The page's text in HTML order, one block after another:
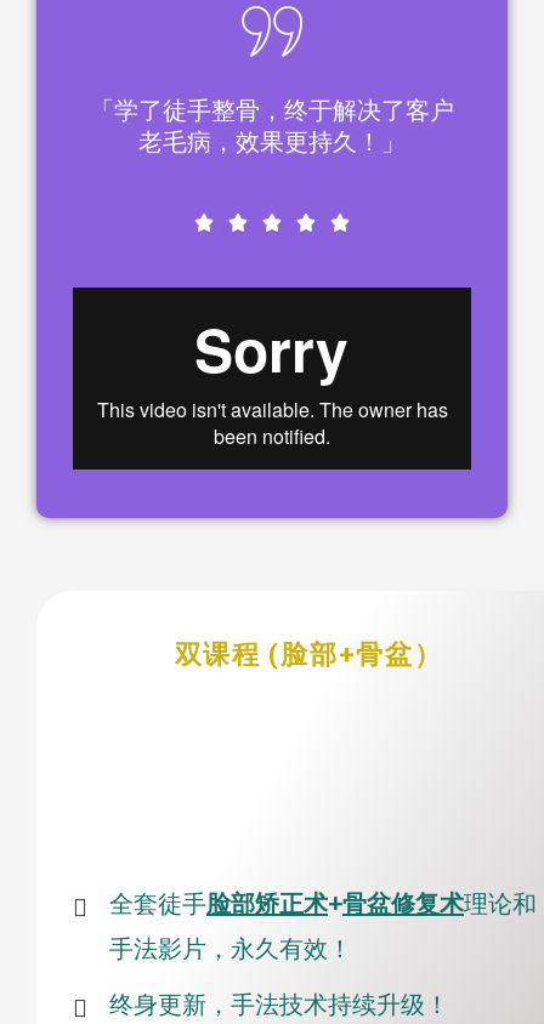
「学了徒手整骨，终于解决了客户
老毛病，效果更持久！」
双课程 (脸部+骨盆）
全套徒手脸部矫正术+骨盆修复术理论和
手法影片，永久有效！
终身更新，手法技术持续升级！